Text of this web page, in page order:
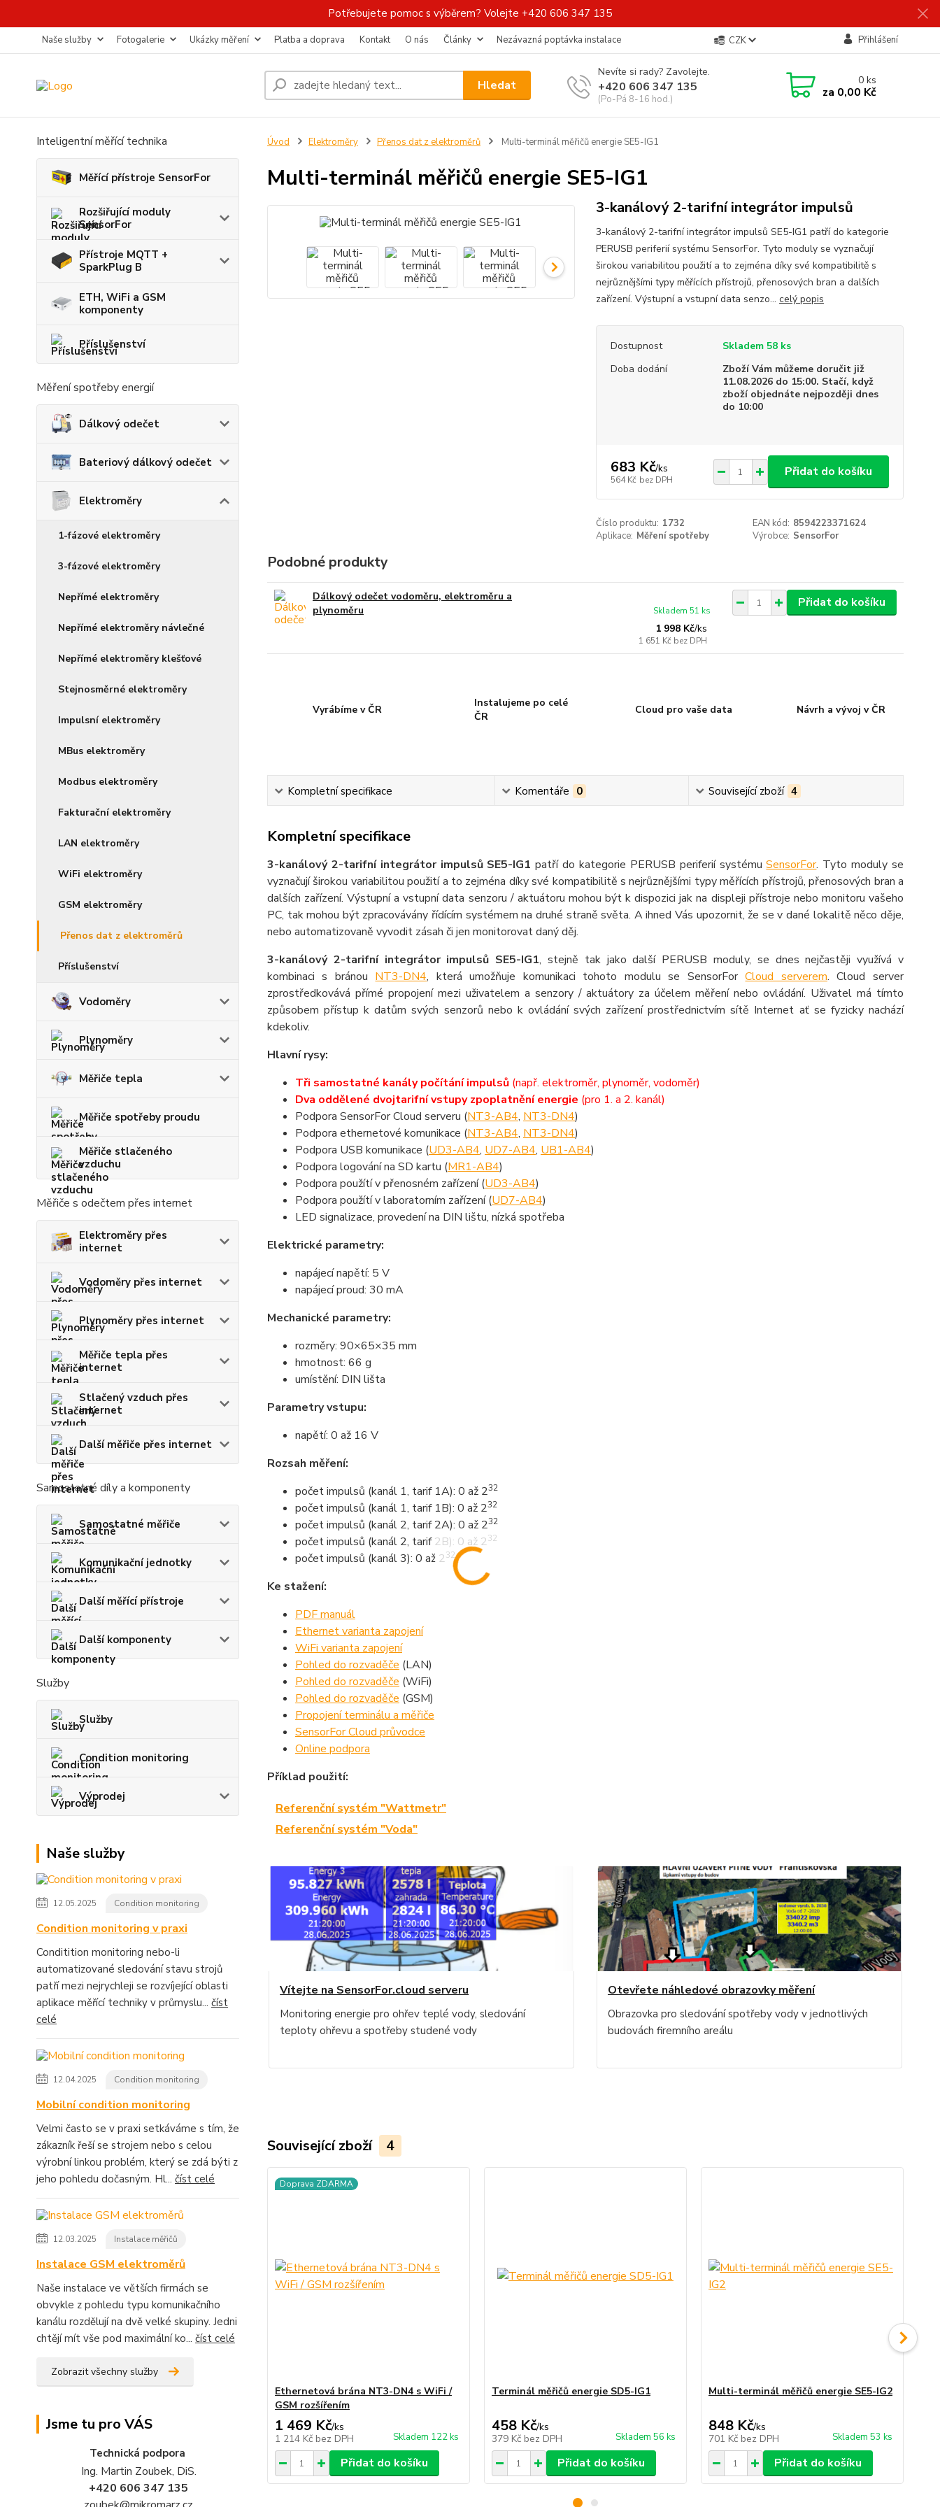
Potřebujete pomoc s výběrem? Volejte +420 606 347 135
Naše služby Fotogalerie Ukázky měření Platba a doprava Kontakt O nás Články Nezávazná poptávka instalace CZK Přihlášení
Hledat
Nevíte si rady? Zavolejte.
+420 606 347 135
(Po-Pá 8-16 hod.)
0ks
za 0,00 Kč
Inteligentní měřící technika
Měřící přístroje SensorFor
Rozšiřující moduly
SensorFor
Přístroje MQTT +
SparkPlug B
ETH, WiFi a GSM
komponenty
Příslušenství
Měření spotřeby energií
Dálkový odečet
Bateriový dálkový odečet
Elektroměry
1-fázové elektroměry
3-fázové elektroměry
Nepřímé elektroměry
Nepřímé elektroměry návlečné
Nepřímé elektroměry klešťové
Stejnosměrné elektroměry
Impulsní elektroměry
MBus elektroměry
Modbus elektroměry
Fakturační elektroměry
LAN elektroměry
WiFi elektroměry
GSM elektroměry
Přenos dat z elektroměrů
Příslušenství
Vodoměry
Plynoměry
Měřiče tepla
Měřiče spotřeby proudu
Měřiče stlačeného
vzduchu
Měřiče s odečtem přes internet
Elektroměry přes
internet
Vodoměry přes internet
Plynoměry přes internet
Měřiče tepla přes
internet
Stlačený vzduch přes
internet
Další měřiče přes internet
Samostatné díly a komponenty
Samostatné měřiče
Komunikační jednotky
Další měřící přístroje
Další komponenty
Služby
Služby
Condition monitoring
Výprodej
Naše služby
12.05.2025 Condition monitoring
Condition monitoring v praxi
Conditition monitoring nebo-li
automatizované sledování stavu strojů
patří mezi nejrychleji se rozvíjející oblasti
aplikace měřící techniky v průmyslu... číst
celé
12.04.2025 Condition monitoring
Mobilní condition monitoring
Velmi často se v praxi setkáváme s tím, že
zákazník řeší se strojem nebo s celou
výrobní linkou problém, který se zdá býti z
jeho pohledu dočasným. Hl... číst celé
12.03.2025 Instalace měřičů
Instalace GSM elektroměrů
Naše instalace ve větších firmách se
obvykle z pohledu typu komunikačního
kanálu rozdělují na dvě velké skupiny. Jedni
chtějí mít vše pod maximální ko... číst celé
Zobrazit všechny služby
Jsme tu pro VÁS
Technická podpora
Ing. Martin Zoubek, DiS.
+420 606 347 135
Úvod Elektroměry Přenos dat z elektroměrů Multi-terminál měřičů energie SE5-IG1
Multi-terminál měřičů energie SE5-IG1
3-kanálový 2-tarifní integrátor impulsů
3-kanálový 2-tarifní integrátor impulsů SE5-IG1 patří do kategorie
PERUSB periferií systému SensorFor. Tyto moduly se vyznačují
širokou variabilitou použití a to zejména díky své kompatibilitě s
nejrůznějšími typy měřících přístrojů, přenosových bran a dalších
zařízení. Výstupní a vstupní data senzo... celý popis
Dostupnost
Skladem 58 ks
Doba dodání
Zboží Vám můžeme doručit již
11.08.2026 do 15:00. Stačí, když
zboží objednáte nejpozději dnes
do 10:00
683 Kč/ks
564 Kč bez DPH
Přidat do košíku
Číslo produktu: 1732 EAN kód: 8594223371624
Aplikace: Měření spotřeby Výrobce: SensorFor
Podobné produkty
Dálkový odečet vodoměru, elektroměru a
plynoměru
1 998 Kč/ks
1 651 Kč bez DPH
Skladem 51 ks
Přidat do košíku
Vyrábíme v ČR
Instalujeme po celé
ČR
Cloud pro vaše data Návrh a vývoj v ČR
Kompletní specifikace Komentáře 0 Související zboží 4
Kompletní specifikace
3-kanálový 2-tarifní integrátor impulsů SE5-IG1 patří do kategorie PERUSB periferií systémuSensorFor. Tyto moduly se
vyznačují širokou variabilitou použití a to zejména díky své kompatibilitě s nejrůznějšími typy měřících přístrojů, přenosových bran a
dalších zařízení. Výstupní a vstupní data senzoru / aktuátoru mohou být k dispozici jak na displeji přístroje nebo monitoru vašeho
PC, tak mohou být zpracovávány řídícím systémem na druhé straně světa. A ihned Vás upozornit, že se v dané lokalitě něco děje,
nebo automatizovaně vyvodit zásah či jen monitorovat daný děj.
3-kanálový 2-tarifní integrátor impulsů SE5-IG1, stejně tak jako další PERUSB moduly, se dnes nejčastěji využívá v
kombinaci s bránou NT3-DN4, která umožňuje komunikaci tohoto modulu se SensorForCloud serverem. Cloud server
zprostředkovává přímé propojení mezi uživatelem a senzory / aktuátory za účelem měření nebo ovládání. Uživatel má tímto
způsobem přístup k datům svých senzorů nebo k ovládání svých zařízení prostřednictvím sítě Internet ať se fyzicky nachází
kdekoliv.
Hlavní rysy:
Tři samostatné kanály počítání impulsů (např. elektroměr, plynoměr, vodoměr)
Dva oddělené dvojtarifní vstupy zpoplatnění energie (pro 1. a 2. kanál)
Podpora SensorFor Cloud serveru (NT3-AB4, NT3-DN4)
Podpora ethernetové komunikace (NT3-AB4, NT3-DN4)
Podpora USB komunikace (UD3-AB4, UD7-AB4, UB1-AB4)
Podpora logování na SD kartu (MR1-AB4)
Podpora použítí v přenosném zařízení (UD3-AB4)
Podpora použítí v laboratorním zařízení (UD7-AB4)
LED signalizace, provedení na DIN lištu, nízká spotřeba
Elektrické parametry:
napájecí napětí: 5 V
napájecí proud: 30 mA
Mechanické parametry:
rozměry: 90×65×35 mm
hmotnost: 66 g
umístění: DIN lišta
Parametry vstupu:
napětí: 0 až 16 V
Rozsah měření:
počet impulsů (kanál 1, tarif 1A): 0 až 232
počet impulsů (kanál 1, tarif 1B): 0 až 232
počet impulsů (kanál 2, tarif 2A): 0 až 232
počet impulsů (kanál 2, tarif 2B): 0 až 232
počet impulsů (kanál 3): 0 až 232
Ke stažení:
PDF manuál
Ethernet varianta zapojení
WiFi varianta zapojení
Pohled do rozvaděče (LAN)
Pohled do rozvaděče (WiFi)
Pohled do rozvaděče (GSM)
Propojení terminálu a měřiče
SensorFor Cloud průvodce
Online podpora
Příklad použití:
Referenční systém "Wattmetr"
Referenční systém "Voda"
Vítejte na SensorFor.cloud serveru
Monitoring energie pro ohřev teplé vody, sledování
teploty ohřevu a spotřeby studené vody
Otevřete náhledové obrazovky měření
Obrazovka pro sledování spotřeby vody v jednotlivých
budovách firemního areálu
Související zboží 4
Doprava ZDARMA
Ethernetová brána NT3-DN4 s WiFi /
GSM rozšířením
1 469 Kč/ks
1 214 Kč bez DPH Skladem 122 ks
Přidat do košíku
Terminál měřičů energie SD5-IG1
458 Kč/ks
379 Kč bez DPH Skladem 56 ks
Přidat do košíku
Multi-terminál měřičů energie SE5-IG2
848 Kč/ks
701 Kč bez DPH Skladem 53 ks
Přidat do košíku